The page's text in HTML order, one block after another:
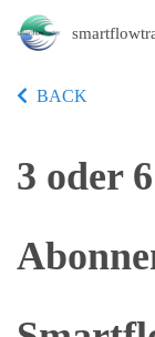
BACK
3 oder